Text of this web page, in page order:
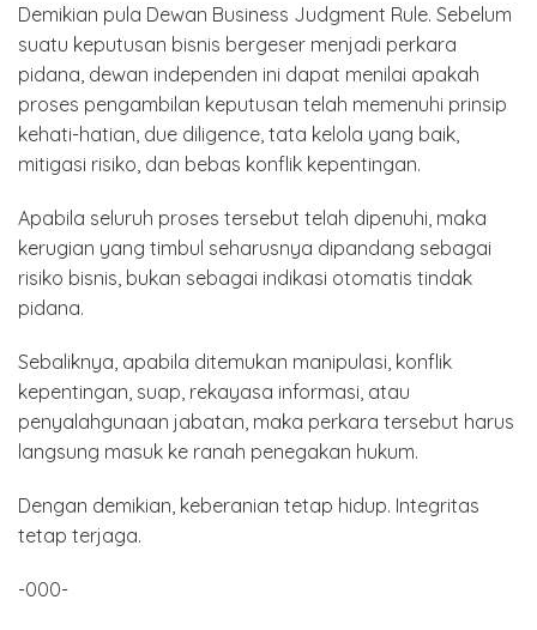
Demikian pula Dewan Business Judgment Rule. Sebelum
suatu keputusan bisnis bergeser menjadi perkara
pidana, dewan independen ini dapat menilai apakah
proses pengambilan keputusan telah memenuhi prinsip
kehati-hatian, due diligence, tata kelola yang baik,
mitigasi risiko, dan bebas konflik kepentingan.
Apabila seluruh proses tersebut telah dipenuhi, maka
kerugian yang timbul seharusnya dipandang sebagai
risiko bisnis, bukan sebagai indikasi otomatis tindak
pidana.
Sebaliknya, apabila ditemukan manipulasi, konflik
kepentingan, suap, rekayasa informasi, atau
penyalahgunaan jabatan, maka perkara tersebut harus
langsung masuk ke ranah penegakan hukum.
Dengan demikian, keberanian tetap hidup. Integritas
tetap terjaga.
-000-